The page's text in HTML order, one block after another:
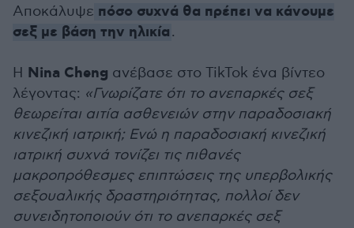
Αποκάλυψε πόσο συχνά θα πρέπει να κάνουμε
σεξ με βάση την ηλικία.
Η Nina Cheng ανέβασε στο TikTok ένα βίντεο
λέγοντας: «Γνωρίζατε ότι το ανεπαρκές σεξ
θεωρείται αιτία ασθενειών στην παραδοσιακή
κινεζική ιατρική; Ενώ η παραδοσιακή κινεζική
ιατρική συχνά τονίζει τις πιθανές
μακροπρόθεσμες επιπτώσεις της υπερβολικής
σεξουαλικής δραστηριότητας, πολλοί δεν
συνειδητοποιούν ότι το ανεπαρκές σεξ